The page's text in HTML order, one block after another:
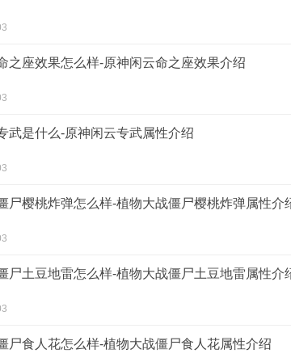
之座效果怎么样-原神闲云命之座效果介绍
武是什么-原神闲云专武属性介绍
尸樱桃炸弹怎么样-植物大战僵尸樱桃炸弹属性介
尸土豆地雷怎么样-植物大战僵尸土豆地雷属性介
尸食人花怎么样-植物大战僵尸食人花属性介绍